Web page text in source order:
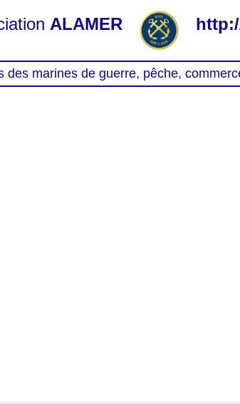
ALAMER
des marines de guerre, pêche,